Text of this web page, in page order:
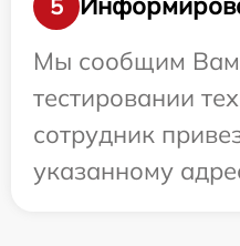
5
Мы сообщим
тестировании
сотрудник
указанному